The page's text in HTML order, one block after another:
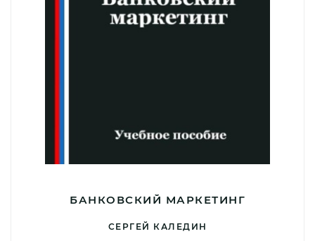
БАНКОВСКИЙ МАРКЕТИНГ
СЕРГЕЙ КАЛЕДИН